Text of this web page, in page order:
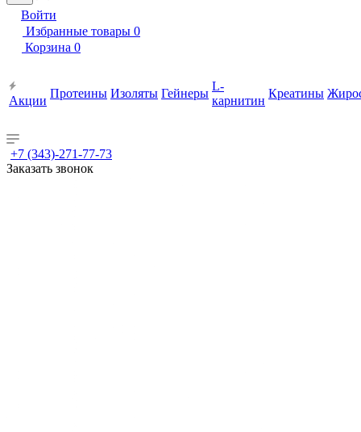
Войти
Избранные товары 0
Корзина 0
Акции
Протеины Изоляты Гейнеры
L-
карнитин
Креатины
+7 (343)-271-77-73
Заказать звонок